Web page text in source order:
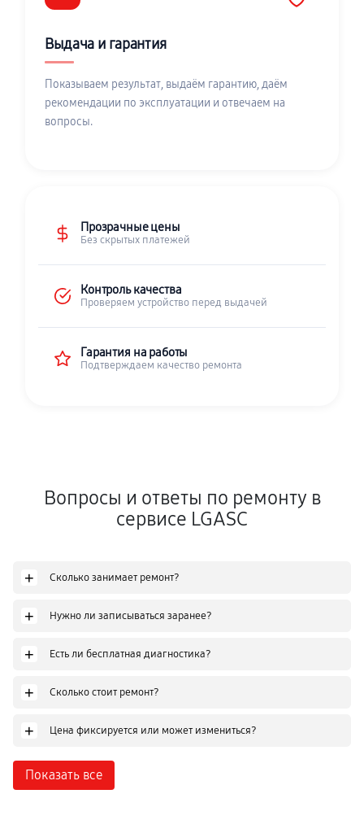
Выдача и гарантия
Показываем результат, выдаём гарантию, даём
рекомендации по эксплуатации и отвечаем на
вопросы.
Прозрачные цены
Без скрытых платежей
Контроль качества
Проверяем устройство перед выдачей
Гарантия на работы
Подтверждаем качество ремонта
Вопросы и ответы по ремонту в
сервисе LGASC
+ Сколько занимает ремонт?
+ Нужно ли записываться заранее?
+ Есть ли бесплатная диагностика?
+ Сколько стоит ремонт?
+ Цена фиксируется или может измениться?
Показать все